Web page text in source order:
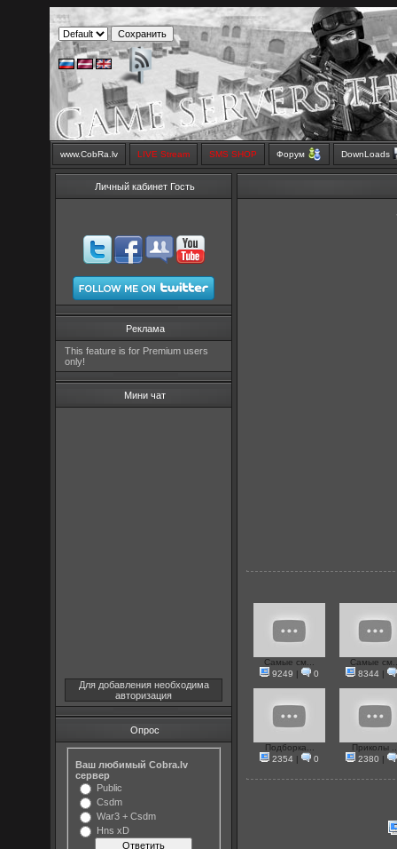
www.CobRa.lv LIVE Stream SMS SHOP Форум DownLoads
Личный кабинет Гость
Реклама
This feature is for Premium users
only!
Мини чат
Для добавления необходима
авторизация
Опрос
Ваш любимый Cobra.lv
сервер
Public
Csdm
War3 + Csdm
Hns xD
Самые см...
9249 | 0
Самые
8344 |
Подборка...
2354 | 0
Приколы
2380 |